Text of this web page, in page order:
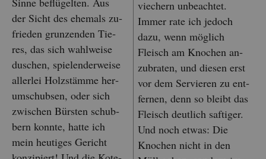
der Sicht des ehe­mals zu­
frie­den grun­zen­den Tie­
res, das sich wahl­wei­se
du­schen, spie­len­der­wei­se
al­ler­lei Holz­stäm­me her­
um­schub­sen, oder sich
zwi­schen Bürs­ten schub­
bern konn­te, hatte ich
mein heu­ti­ges Ge­richt
vie­chern un­be­ach­tet.
Immer rate ich je­doch
dazu, wenn mög­lich
Fleisch am Kno­chen an­
zu­bra­ten, und die­sen erst
vor dem Ser­vie­ren zu ent­
fer­nen, denn so bleibt das
Fleisch deut­lich saf­ti­ger.
Und noch etwas: Die
Kno­chen nicht in den